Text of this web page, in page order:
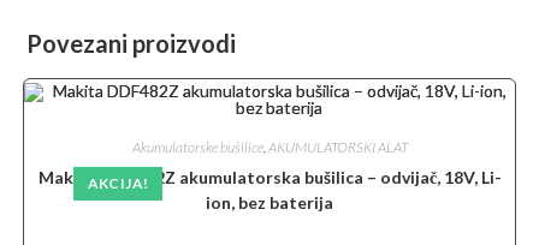
Povezani proizvodi
AKCIJA!
Akumulatorske bušilice, AKUMULATORSKI ALAT
Makita DDF482Z akumulatorska bušilica – odvijač, 18V, Li-
ion, bez baterija